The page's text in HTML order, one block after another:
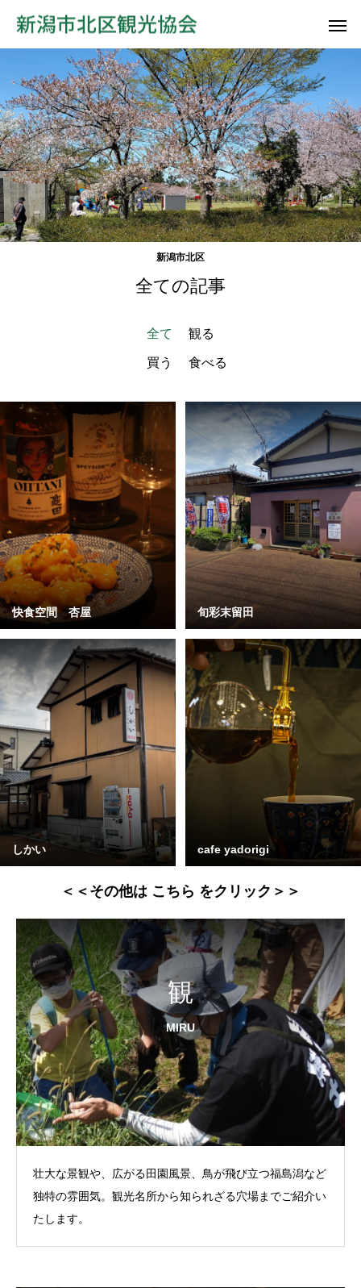
新潟市北区
全ての記事
全て 観る
買う 食べる
快食空間 杏屋 旬彩末留田
しかい cafe yadorigi
＜＜その他は こちら をクリック＞＞
観
MIRU
壮大な景観や、広がる田園風景、鳥が飛び立つ福島潟など
独特の雰囲気。観光名所から知られざる穴場までご紹介い
たします。